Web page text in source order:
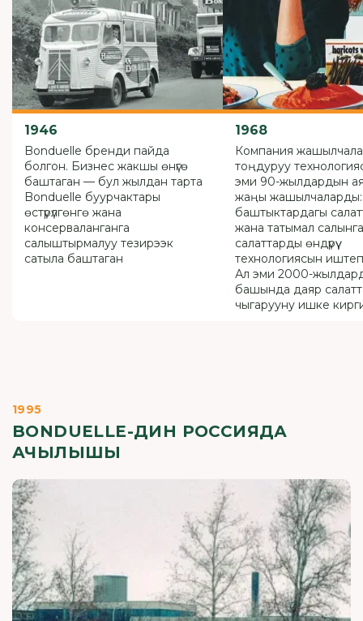
1946
Bonduelle бренди пайда
болгон. Бизнес жакшы өнүгө
баштаган — бул жылдан тарта
Bonduelle буурчактары
өстүрүлгөнгө жана
консерваланганга
салыштырмалуу тезирээк
сатыла баштаган
1968
Компания
тоңдуруу
эми 90-жылдардын
жаңы жашылчаларды:
баштыктардагы
жана татымал
салаттарды өндүрүү
технологиясын
Ал эми 2000-
башында даяр
чыгарууну ишке
1995
BONDUELLE-ДИН РОССИЯДА
АЧЫЛЫШЫ